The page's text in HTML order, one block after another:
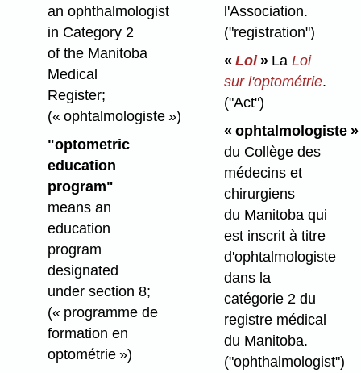
an ophthalmologist
in Category 2
of the Manitoba
Medical
Register;
(« ophtalmologiste »)
"optometric
education
program"
means an
education
program
designated
under section 8;
(« programme de
formation en
optométrie »)
l'Association.
("registration")
« Loi» La Loi
sur l'optométrie.
("Act")
« ophtalmologiste »
du Collège des
médecins et
chirurgiens
du Manitoba qui
est inscrit à titre
d'ophtalmologiste
dans la
catégorie 2 du
registre médical
du Manitoba.
("ophthalmologist")